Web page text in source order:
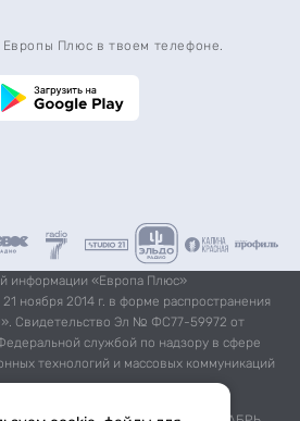
Плюс в твоем телефоне.
информации «Европа Плюс»
ноября 2014 г. в форме распространения
Свидетельство Эл № ФС77-59972 от
службой по надзору в сфере
технологий и массовых коммуникаций